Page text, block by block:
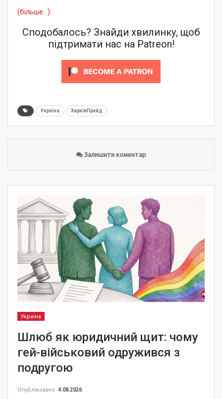
(більше…)
Сподобалось? Знайди хвилинку, щоб
підтримати нас на Patreon!
Україна ХарківПрайд
Залишити коментар
Україна
Шлюб як юридичний щит: чому
гей-військовий одружився з
подругою
Опубліковано 4.08.2026